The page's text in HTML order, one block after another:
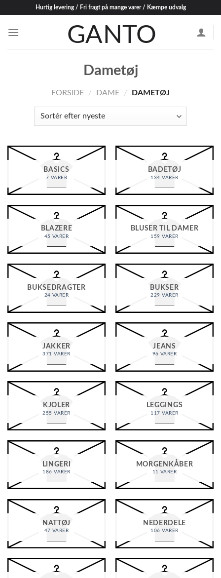
content
Hurtig levering / Fri fragt på mange varer / Kæmpe udvalg
Dametøj
FORSIDE / DAME / DAMETØJ
BASICS
7 VARER
BADETØJ
134 VARER
BLAZERE
45 VARER
BLUSER TIL DAMER
159 VARER
BUKSEDRAGTER
24 VARER
BUKSER
229 VARER
JAKKER
371 VARER
JEANS
96 VARER
KJOLER
255 VARER
LEGGINGS
117 VARER
LINGERI
186 VARER
MORGENKÅBER
11 VARER
NATTØJ
47 VARER
NEDERDELE
106 VARER